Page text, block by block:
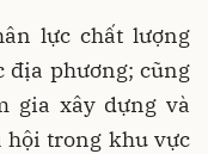
lực chất lượng
địa phương; cũng
gia xây dựng và
hội trong khu vực